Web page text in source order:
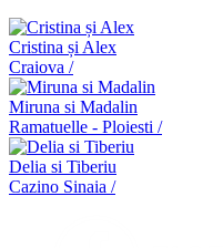
Cristina și Alex
Craiova /
Miruna si Madalin
Ramatuelle - Ploiesti /
Delia si Tiberiu
Cazino Sinaia /